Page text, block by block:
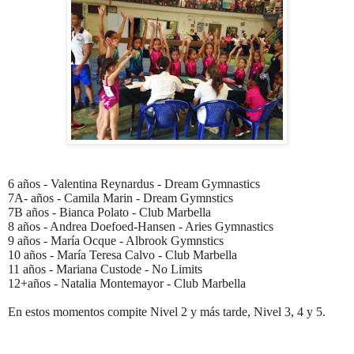
6 años - Valentina Reynardus - Dream Gymnastics
7A- años - Camila Marin - Dream Gymnstics
7B años - Bianca Polato - Club Marbella
8 años - Andrea Doefoed-Hansen - Aries Gymnastics
9 años - María Ocque - Albrook Gymnstics
10 años - María Teresa Calvo - Club Marbella
11 años - Mariana Custode - No Limits
12+años - Natalia Montemayor - Club Marbella
En estos momentos compite Nivel 2 y más tarde, Nivel 3, 4 y 5.